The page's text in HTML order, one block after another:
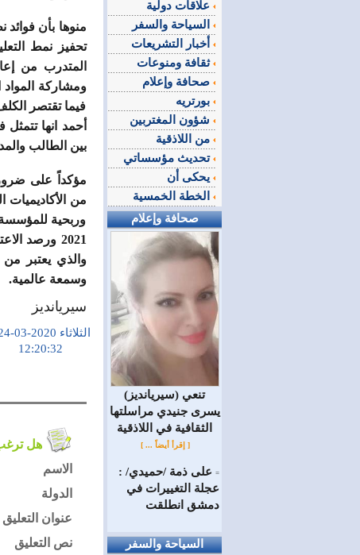
منوها بأن فوائد
تحفيز نمط
المتدرب من
ومشاركة المواد
فيما تقتصر
أحمد انها
بين الطالب
مؤكداً على
من الأكاديميات
وربحية
2021 ورصد
والذي يعتبر من
وسمعة عالمية.
سيريانديز
الثلاثاء 2020-03-24
هل ترغب في التعليق على الموضوع ؟
الاسم
الدولة
عنوان التعليق
نص التعليق
ثقافة ومنوعات
تحديث مؤسساتي
صحافة وإعلام
(سيريانديز) تنعي
يسرى جنيدي مراسلتها
الثقافية في اللاذقية
[ إقرأ أيضاً ... ]
= على ذمة /حميدي/ :
عجلة التغييرات في
دمشق انطلقت
السياحة والسفر